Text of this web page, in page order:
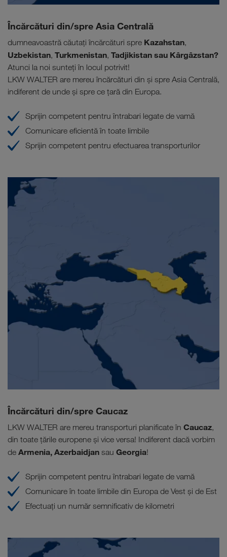
Încărcături din/spre Asia Centrală
dumneavoastră căutați încărcături spre Kazahstan,
Uzbekistan, Turkmenistan, Tadjikistan sau Kârgâzstan?
Atunci la noi sunteți în locul potrivit!
LKW WALTER are mereu încărcături din și spre Asia Centrală,
indiferent de unde și spre ce țară din Europa.
Sprijin competent pentru întrabari legate de vamă
Comunicare eficientă în toate limbile
Sprijin competent pentru efectuarea transporturilor
Încărcături din/spre Caucaz
LKW WALTER are mereu transporturi planificate în Caucaz,
din toate țările europene și vice versa! Indiferent dacă vorbim
de Armenia, Azerbaidjan sau Georgia!
Sprijin competent pentru întrabari legate de vamă
Comunicare în toate limbile din Europa de Vest și de Est
Efectuați un număr semnificativ de kilometri